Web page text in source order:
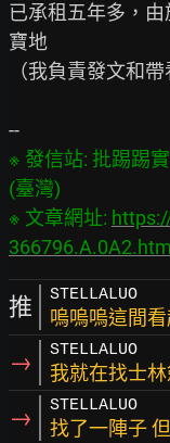
已承租五年多，
寶地
（我負責發文和
※ 發信站: 批踢踢
(臺灣)
※ 文章網址:
366796.A.0A2.html
推 STELLALUO
嗚嗚嗚這間
→ STELLALUO
我就在找士
→ STELLALUO
找了一陣子